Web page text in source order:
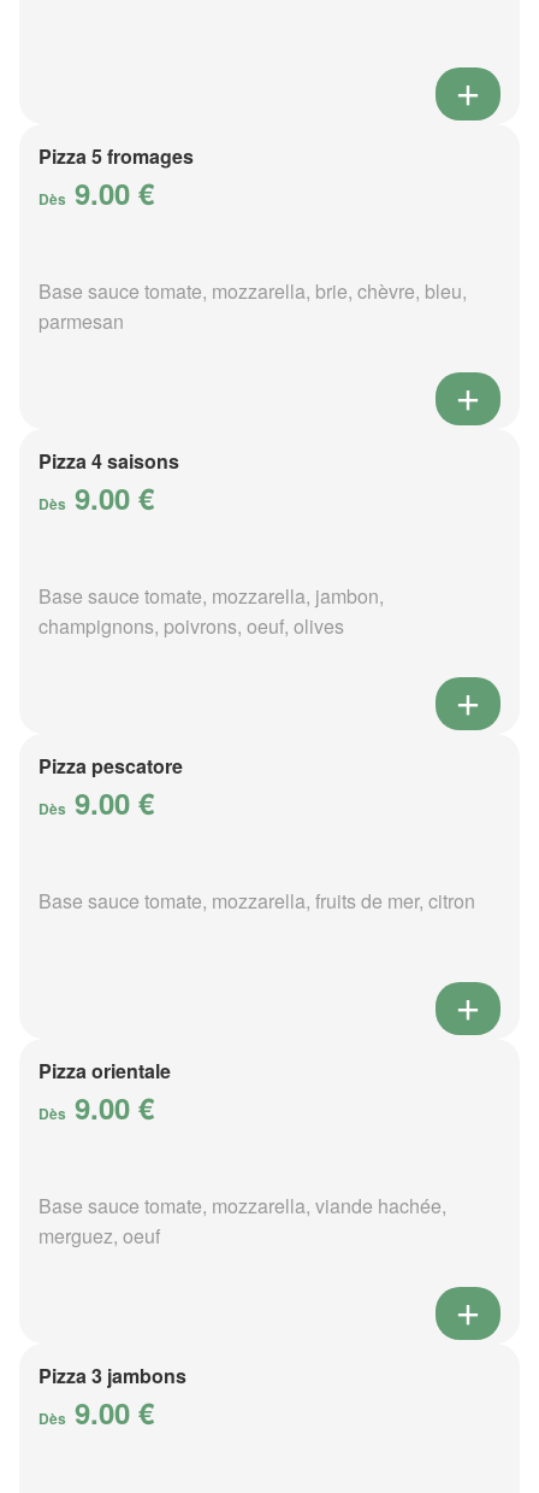
Pizza 5 fromages
Dès 9.00 €
Base sauce tomate, mozzarella, brie, chèvre, bleu,
parmesan
Pizza 4 saisons
Dès 9.00 €
Base sauce tomate, mozzarella, jambon,
champignons, poivrons, oeuf, olives
Pizza pescatore
Dès 9.00 €
Base sauce tomate, mozzarella, fruits de mer, citron
Pizza orientale
Dès 9.00 €
Base sauce tomate, mozzarella, viande hachée,
merguez, oeuf
Pizza 3 jambons
Dès 9.00 €